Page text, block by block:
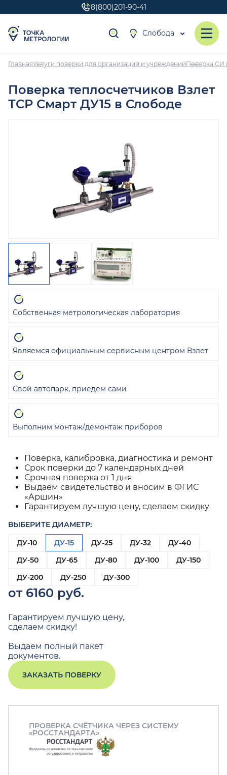
8(800)201-90-41
Слобода
ГлавнаяУслуги поверки для организаций и учрежденийПоверка СИ
Поверка теплосчетчиков Взлет
ТСР Смарт ДУ15 в Слободе
Поверка, калибровка, диагностика и ремонт
Срок поверки до 7 календарных дней
Срочная поверка от 1 дня
Выдаем свидетельство и вносим в ФГИС
«Аршин»
Гарантируем лучшую цену, сделаем скидку
ВЫБЕРИТЕ ДИАМЕТР:
ДУ-10
ДУ-15 ДУ-25 ДУ-32
ДУ-40
ДУ-50
ДУ-65 ДУ-80 ДУ-100
ДУ-150
ДУ-200
ДУ-250 ДУ-300
от 6160 руб.
Гарантируем лучшую цену,
сделаем скидку!
Выдаем полный пакет
документов.
ЗАКАЗАТЬ ПОВЕРКУ
Собственная метрологическая лаборатория
Являемся официальным сервисным центром Взлет
Свой автопарк, приедем сами
Выполним монтаж/демонтаж приборов
ПРОВЕРКА СЧЁТЧИКА ЧЕРЕЗ СИСТЕМУ
«РОССТАНДАРТА»